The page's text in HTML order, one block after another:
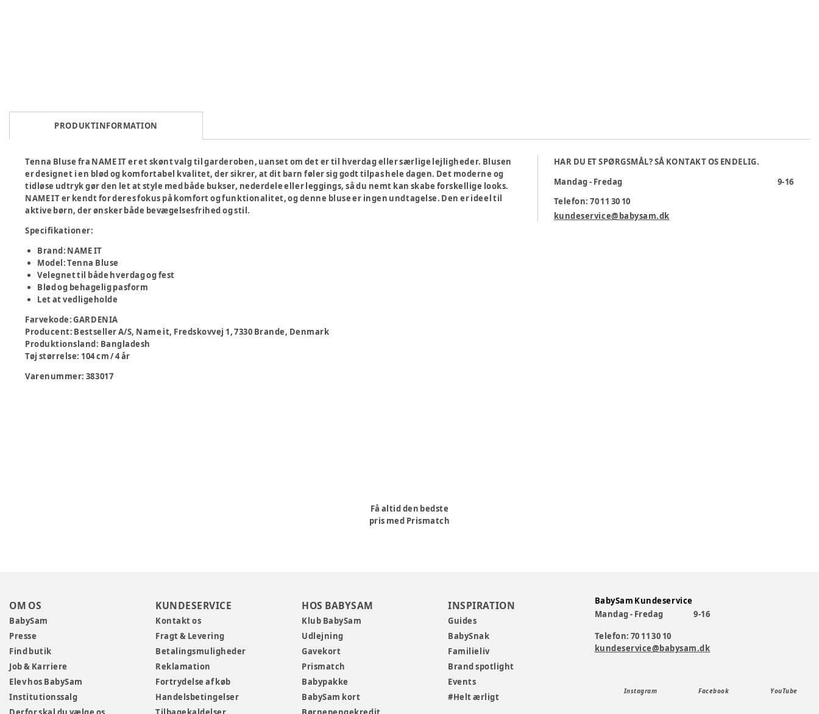
PRODUKTINFORMATION
Tenna Bluse fra NAME IT er et skønt valg til garderoben, uanset om det er til hverdag eller særlige lejligheder. Blusen
er designet i en blød og komfortabel kvalitet, der sikrer, at dit barn føler sig godt tilpas hele dagen. Det moderne og
tidløse udtryk gør den let at style med både bukser, nederdele eller leggings, så du nemt kan skabe forskellige looks.
NAME IT er kendt for deres fokus på komfort og funktionalitet, og denne bluse er ingen undtagelse. Den er ideel til
aktive børn, der ønsker både bevægelsesfrihed og stil.
Specifikationer:
Brand: NAME IT
Model: Tenna Bluse
Velegnet til både hverdag og fest
Blød og behagelig pasform
Let at vedligeholde
Farvekode:GARDENIA
Producent: Bestseller A/S, Name it, Fredskovvej 1, 7330 Brande, Denmark
Produktionsland: Bangladesh
Tøj størrelse: 104 cm / 4 år
Varenummer: 383017
HAR DU ET SPØRGSMÅL? SÅ KONTAKT OS ENDELIG.
Mandag - Fredag
9-16
Telefon: 70 11 30 10
kundeservice@babysam.dk
Få altid den bedste
pris med Prismatch
OM OS
BabySam
Presse
Find butik
Job & Karriere
Elev hos BabySam
Institutionssalg
KUNDESERVICE
Kontakt os
Fragt & Levering
Betalingsmuligheder
Reklamation
Fortrydelse af køb
Handelsbetingelser
HOS BABYSAM
Klub BabySam
Udlejning
Gavekort
Prismatch
Babypakke
BabySam kort
INSPIRATION
Guides
BabySnak
Familieliv
Brand spotlight
Events
#Helt ærligt
BabySam Kundeservice
Mandag - Fredag
9-16
Telefon: 70 11 30 10
kundeservice@babysam.dk
Instagram Facebook YouTube